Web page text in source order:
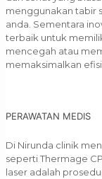
menggunakan tabir
anda. Sementara
terbaik untuk
mencegah atau
memaksimalkan
PERAWATAN MEDIS
Di Nirunda clinik
seperti Thermage
laser adalah